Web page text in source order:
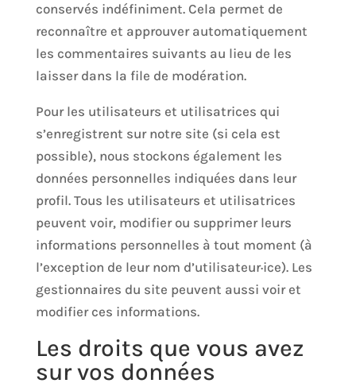
conservés indéfiniment. Cela permet de
reconnaître et approuver automatiquement
les commentaires suivants au lieu de les
laisser dans la file de modération.
Pour les utilisateurs et utilisatrices qui
s’enregistrent sur notre site (si cela est
possible), nous stockons également les
données personnelles indiquées dans leur
profil. Tous les utilisateurs et utilisatrices
peuvent voir, modifier ou supprimer leurs
informations personnelles à tout moment (à
l’exception de leur nom d’utilisateur·ice). Les
gestionnaires du site peuvent aussi voir et
modifier ces informations.
Les droits que vous avez
sur vos données